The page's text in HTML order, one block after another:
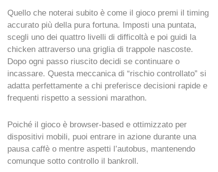
Quello che noterai subito è come il gioco premi il timing
accurato più della pura fortuna. Imposti una puntata,
scegli uno dei quattro livelli di difficoltà e poi guidi la
chicken attraverso una griglia di trappole nascoste.
Dopo ogni passo riuscito decidi se continuare o
incassare. Questa meccanica di “rischio controllato” si
adatta perfettamente a chi preferisce decisioni rapide e
frequenti rispetto a sessioni marathon.
Poiché il gioco è browser‑based e ottimizzato per
dispositivi mobili, puoi entrare in azione durante una
pausa caffè o mentre aspetti l’autobus, mantenendo
comunque sotto controllo il bankroll.